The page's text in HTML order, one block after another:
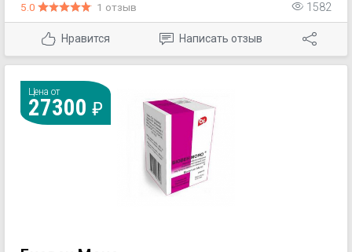
В, герпеса, ветряной оспы, гриппа, кори, паротита,
полиомиелита, краснухи, коклюша, стафилококка,
кишечной палочки, пневмококка. Имеет также
неспецифическую активность, проявляющаяся в
обладает низкой спонтанной антикомплементарной
активностью.
5.0 1 отзыв 1582
Нравится Написать отзыв
Цена от
27300